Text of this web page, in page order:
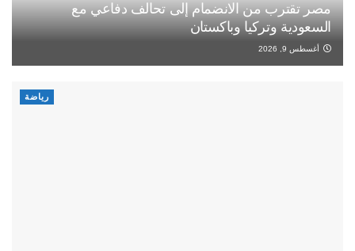
مصر تقترب من الانضمام إلى تحالف دفاعي مع
السعودية وتركيا وباكستان
أغسطس 9, 2026
رياضة